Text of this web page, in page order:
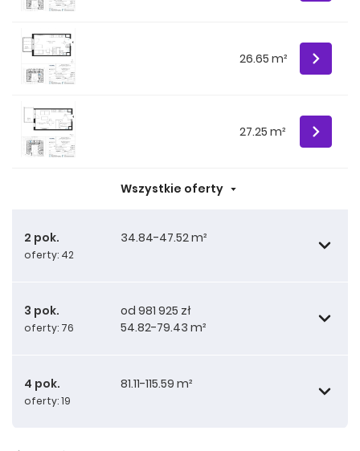
26.65 m²
27.25 m²
Wszystkie oferty
2 pok.
oferty: 42
34.84-47.52 m²
3 pok.
oferty: 76
od 981 925 zł
54.82-79.43 m²
4 pok.
oferty: 19
81.11-115.59 m²